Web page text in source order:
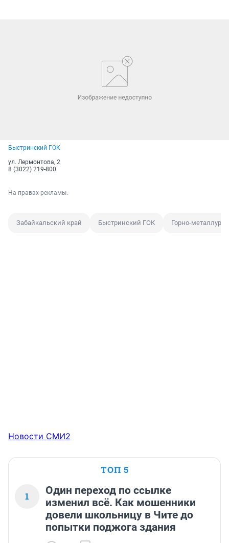
Быстринский ГОК
ул. Лермонтова, 2
8 (3022) 219-800
На правах рекламы.
Забайкальский край Быстринский ГОК Горно-
Новости СМИ2
ТОП 5
1
Один переход по ссылке
изменил всё. Как мошенники
довели школьницу в Чите до
попытки поджога здания